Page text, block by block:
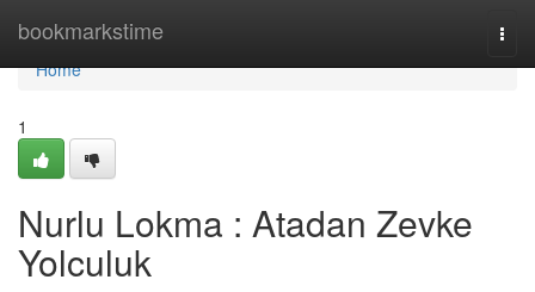
bookmarkstime
Home
Home
1
Nurlu Lokma : Atadan Zevke
Yolculuk